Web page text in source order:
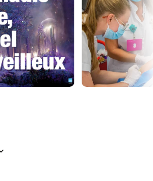
de casques de réalité virtuelle pour les
aux enfants de s’évader lors des
à réduire le stress.
sont alors adoucis, pour le bien-être
d’une grande utilité dans les
gravement malades.